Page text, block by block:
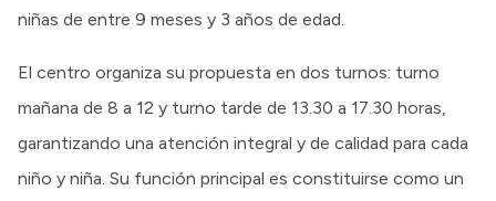
niñas de entre 9 meses y 3 años de edad.
El centro organiza su propuesta en dos turnos: turno
mañana de 8 a 12 y turno tarde de 13.30 a 17.30 horas,
garantizando una atención integral y de calidad para cada
niño y niña. Su función principal es constituirse como un